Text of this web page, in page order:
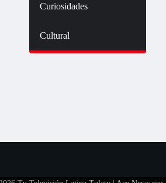
Curiosidades
Cultural